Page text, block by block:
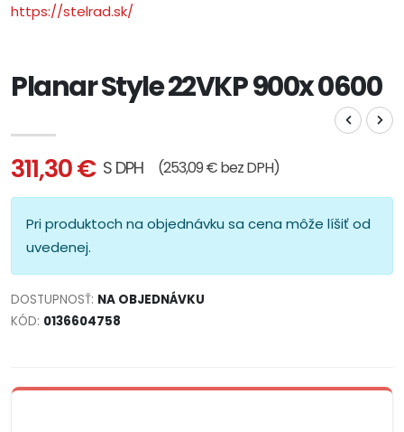
https://stelrad.sk/
Planar Style 22VKP 900x 0600
311,30 € S DPH (253,09 € bez DPH)
Pri produktoch na objednávku sa cena môže líšiť od
uvedenej.
DOSTUPNOSŤ: NA OBJEDNÁVKU
KÓD: 0136604758